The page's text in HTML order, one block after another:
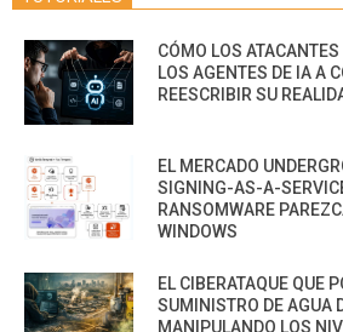
CÓMO LOS
LOS AGENTES DE IA A
REESCRIBIR SU
EL MERCADO
SIGNING-AS-A-
RANSOMWARE
WINDOWS
EL CIBERATAQUE QUE
SUMINISTRO DE AGUA
MANIPULANDO LOS